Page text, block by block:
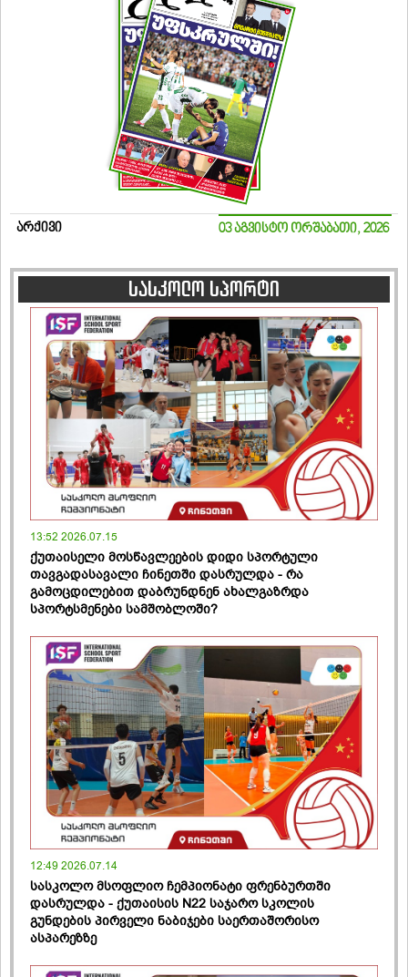
არქივი 03 აგვისტო ორშაბათი, 2026
სასკოლო სპორტი
13:52 2026.07.15
ქუთაისელი მოსწავლეების დიდი სპორტული
თავგადასავალი ჩინეთში დასრულდა - რა
გამოცდილებით დაბრუნდნენ ახალგაზრდა
სპორტსმენები სამშობლოში?
12:49 2026.07.14
სასკოლო მსოფლიო ჩემპიონატი ფრენბურთში
დასრულდა - ქუთაისის N22 საჯარო სკოლის
გუნდების პირველი ნაბიჯები საერთაშორისო
ასპარეზზე